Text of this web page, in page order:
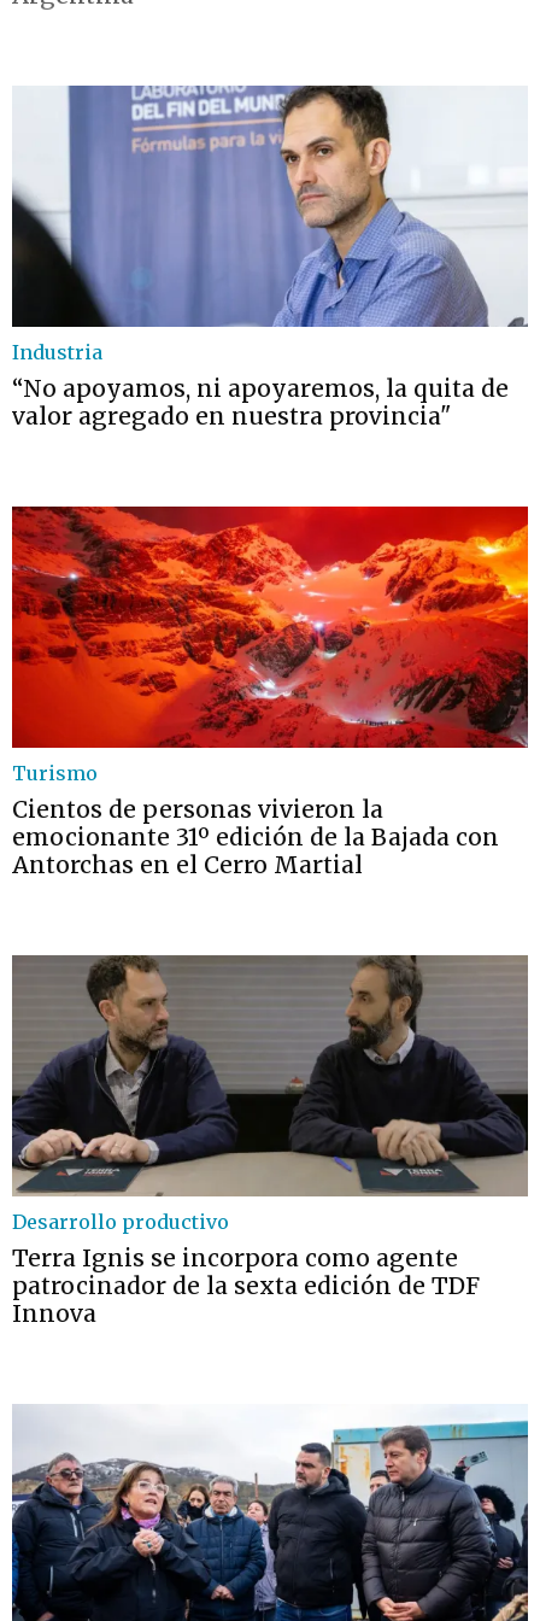
Industria
“No apoyamos, ni apoyaremos, la quita de
valor agregado en nuestra provincia"
Turismo
Cientos de personas vivieron la
emocionante 31º edición de la Bajada con
Antorchas en el Cerro Martial
Desarrollo productivo
Terra Ignis se incorpora como agente
patrocinador de la sexta edición de TDF
Innova